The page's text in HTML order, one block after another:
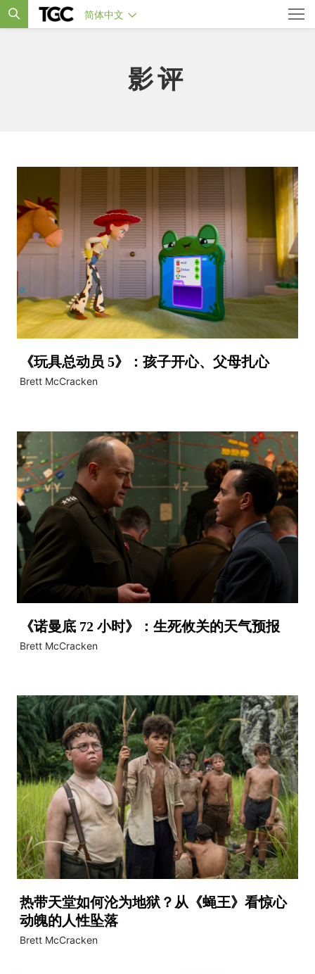
简体中文
影评
《玩具总动员 5》：孩子开心、父母扎心
Brett McCracken
《诺曼底 72 小时》：生死攸关的天气预报
Brett McCracken
热带天堂如何沦为地狱？从《蝇王》看惊心
动魄的人性坠落
Brett McCracken